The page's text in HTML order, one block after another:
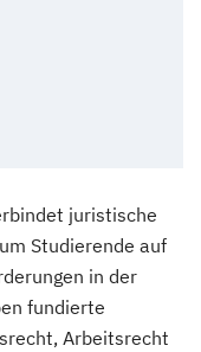
juristische
Studierende auf
in der
fundierte
Arbeitsrecht